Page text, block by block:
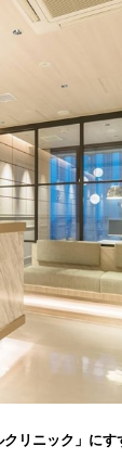
リニック」に